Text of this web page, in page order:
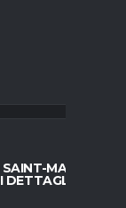
MAXIMIN
DETTAGLI